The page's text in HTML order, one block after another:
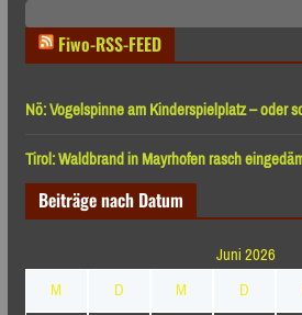
Fiwo-RSS-FEED
Nö: Vogelspinne am Kinderspielplatz – oder
Tirol: Waldbrand in Mayrhofen rasch
Beiträge nach Datum
Juni 2026
M
D M D